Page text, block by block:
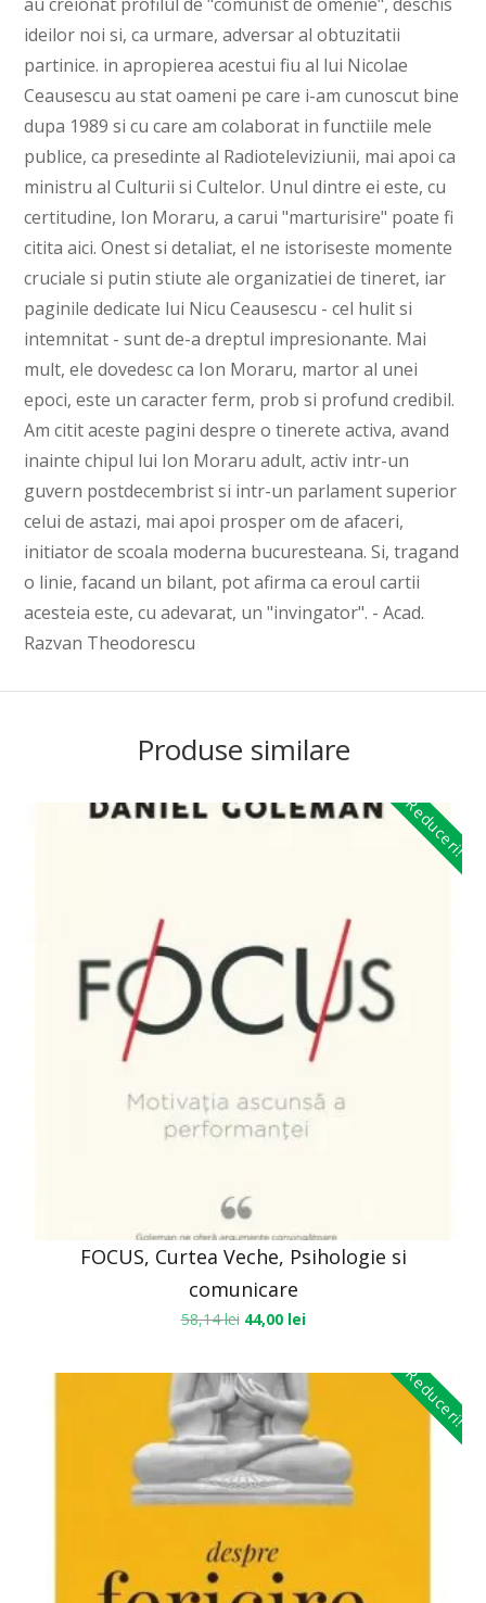
ideilor noi si, ca urmare, adversar al obtuzitatii
partinice. in apropierea acestui fiu al lui Nicolae
Ceausescu au stat oameni pe care i-am cunoscut bine
dupa 1989 si cu care am colaborat in functiile mele
publice, ca presedinte al Radioteleviziunii, mai apoi ca
ministru al Culturii si Cultelor. Unul dintre ei este, cu
certitudine, Ion Moraru, a carui "marturisire" poate fi
citita aici. Onest si detaliat, el ne istoriseste momente
cruciale si putin stiute ale organizatiei de tineret, iar
paginile dedicate lui Nicu Ceausescu - cel hulit si
intemnitat - sunt de-a dreptul impresionante. Mai
mult, ele dovedesc ca Ion Moraru, martor al unei
epoci, este un caracter ferm, prob si profund credibil.
Am citit aceste pagini despre o tinerete activa, avand
inainte chipul lui Ion Moraru adult, activ intr-un
guvern postdecembrist si intr-un parlament superior
celui de astazi, mai apoi prosper om de afaceri,
initiator de scoala moderna bucuresteana. Si, tragand
o linie, facand un bilant, pot afirma ca eroul cartii
acesteia este, cu adevarat, un "invingator". - Acad.
Razvan Theodorescu
Produse similare
Reduceri!
FOCUS, Curtea Veche, Psihologie si
comunicare
58,14lei 44,00 lei
Reduceri!